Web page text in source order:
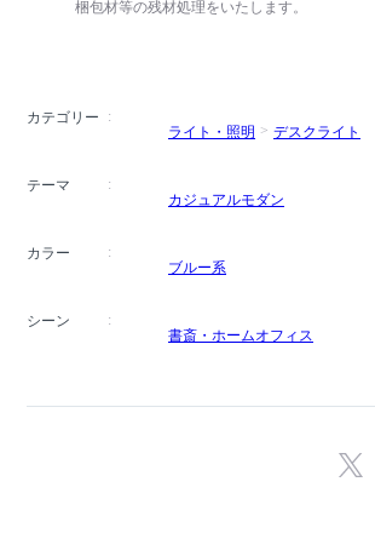
梱包材等の残材処理をいたします。
カテゴリー
ライト・照明
デスクライト
テーマ
カジュアルモダン
カラー
ブルー系
シーン
書斎・ホームオフィス